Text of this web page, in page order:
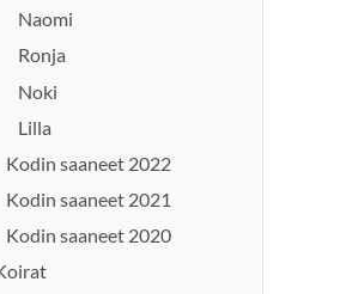
Naomi
Ronja
Noki
Lilla
Kodin saaneet 2022
Kodin saaneet 2021
Kodin saaneet 2020